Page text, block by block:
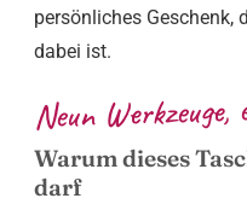
persönliches Geschenk,
dabei ist.
Neun
Warum dieses
darf